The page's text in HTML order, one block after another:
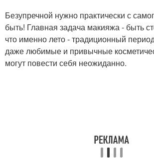
Безупречной нужно практически с
быть! Главная задача макияжа - быть
что именно лето - традиционный
даже любимые и привычные
могут повести себя неожиданно.